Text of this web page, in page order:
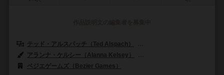
テッド・アルスパッチ（Ted Alspach）
アランナ・ケルシー（Alanna Kelsey）
ベジエゲームズ（Bezier Games）